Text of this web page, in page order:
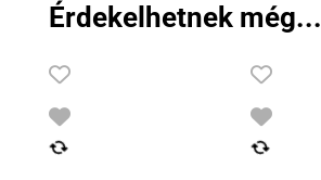
Érdekelhetnek még...